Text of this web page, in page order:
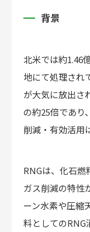
背景
北米では約1.46
地にて処理され
が大気に放出さ
の約25倍であり
削減・有効活用
RNGは、化石燃
ガス削減の特性
ーン水素や圧縮
料としてのRNG